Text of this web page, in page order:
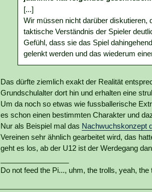
[...]
Wir müssen nicht darüber diskutieren,
taktische Verständnis der Spieler
Gefühl, dass sie das Spiel
gelenkt werden und das wiederum
Das dürfte ziemlich exakt der Realität
Grundschulalter dort hin und erhalten eine
Um da noch so etwas wie fussballerische
es schon einen bestimmten Charakter und
Nur als Beispiel mal das Nachwuchskonzept
Vereinen sehr ähnlich gearbeitet wird, das
geht es los, ab der U12 ist der Werdegang
Do not feed the Pi..., uhm, the trolls, yeah,